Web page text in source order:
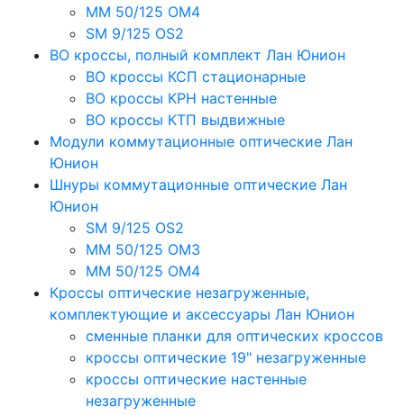
MM 50/125 OM4
SM 9/125 OS2
ВО кроссы, полный комплект Лан Юнион
ВО кроссы КСП стационарные
ВО кроссы КРН настенные
ВО кроссы КТП выдвижные
Модули коммутационные оптические Лан
Юнион
Шнуры коммутационные оптические Лан
Юнион
SM 9/125 OS2
MM 50/125 OM3
MM 50/125 OM4
Кроссы оптические незагруженные,
комплектующие и аксессуары Лан Юнион
сменные планки для оптических кроссов
кроссы оптические 19" незагруженные
кроссы оптические настенные
незагруженные